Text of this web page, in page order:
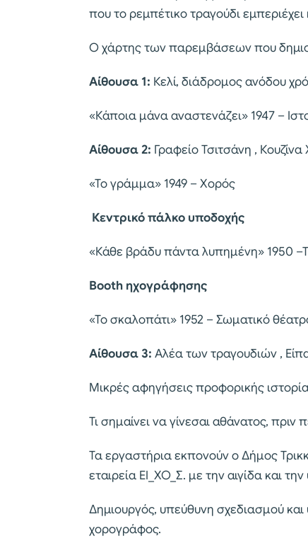
που το ρεμπέτικο τραγούδι εμπεριέχει
Ο χάρτης των παρεμβάσεων που
Αίθουσα 1: Κελί, διάδρομος ανόδου
«Κάποια μάνα αναστενάζει» 1947 –
Αίθουσα 2: Γραφείο Τσιτσάνη ,
«Το γράμμα» 1949 – Χορός
Κεντρικό πάλκο υποδοχής
«Κάθε βράδυ πάντα λυπημένη» 1950
Booth ηχογράφησης
«Το σκαλοπάτι» 1952 – Σωματικό
Αίθουσα 3: Αλέα των τραγουδιών ,
Μικρές αφηγήσεις προφορικής
Τι σημαίνει να γίνεσαι αθάνατος, πριν
Τα εργαστήρια εκπονούν ο Δήμος
εταιρεία ΕΙ_ΧΟ_Σ. με την αιγίδα και
Δημιουργός, υπεύθυνη σχεδιασμού
χορογράφος.